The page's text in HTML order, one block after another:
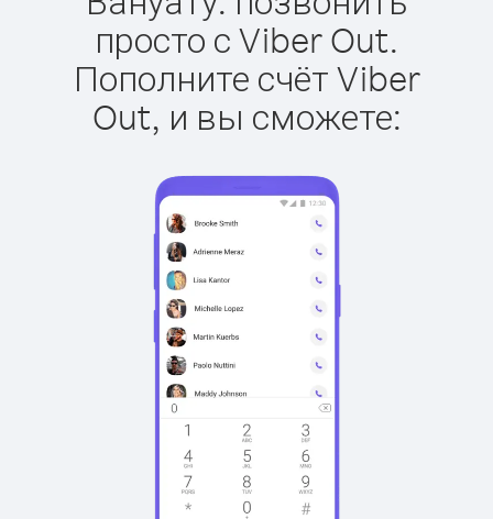
просто с Viber Out.
Пополните счёт Viber
Out, и вы сможете: